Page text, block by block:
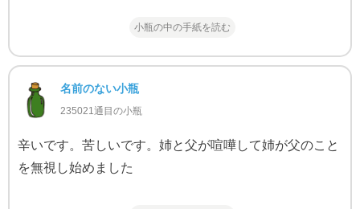
小瓶の中の手紙を読む
名前のない小瓶
235021通目の小瓶
辛いです。苦しいです。姉と父が喧嘩して姉が父のこと
を無視し始めました